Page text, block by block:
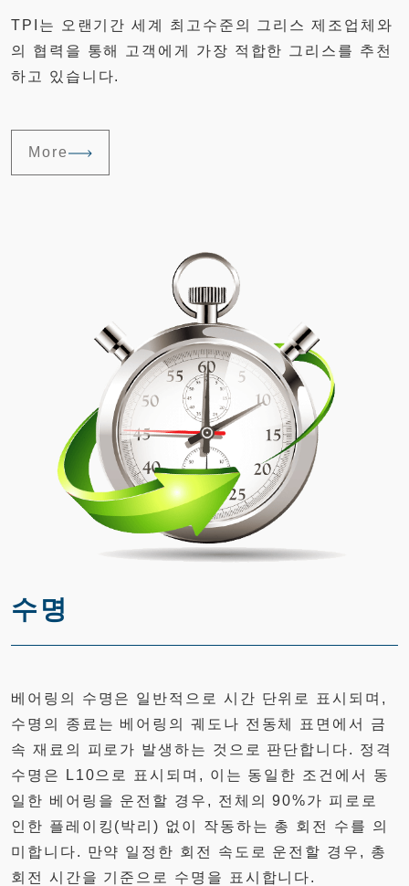
TPI는 오랜기간 세계 최고수준의 그리스 제조업체와
의 협력을 통해 고객에게 가장 적합한 그리스를 추천
하고 있습니다.
More
수명
베어링의 수명은 일반적으로 시간 단위로 표시되며,
수명의 종료는 베어링의 궤도나 전동체 표면에서 금
속 재료의 피로가 발생하는 것으로 판단합니다. 정격
수명은 L10으로 표시되며, 이는 동일한 조건에서 동
일한 베어링을 운전할 경우, 전체의 90%가 피로로
인한 플레이킹(박리) 없이 작동하는 총 회전 수를 의
미합니다. 만약 일정한 회전 속도로 운전할 경우, 총
회전 시간을 기준으로 수명을 표시합니다.